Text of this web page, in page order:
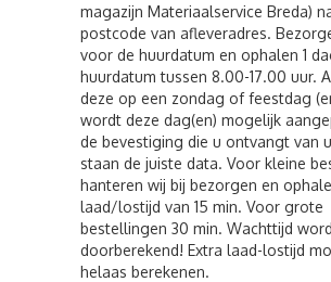
magazijn Materiaalservice Breda)
postcode van afleveradres.
voor de huurdatum en ophalen 1
huurdatum tussen 8.00-17.00 uur.
deze op een zondag of feestdag
wordt deze dag(en) mogelijk
de bevestiging die u ontvangt van
staan de juiste data. Voor kleine
hanteren wij bij bezorgen en
laad/lostijd van 15 min. Voor grote
bestellingen 30 min. Wachttijd
doorberekend! Extra laad-lostijd
helaas berekenen.